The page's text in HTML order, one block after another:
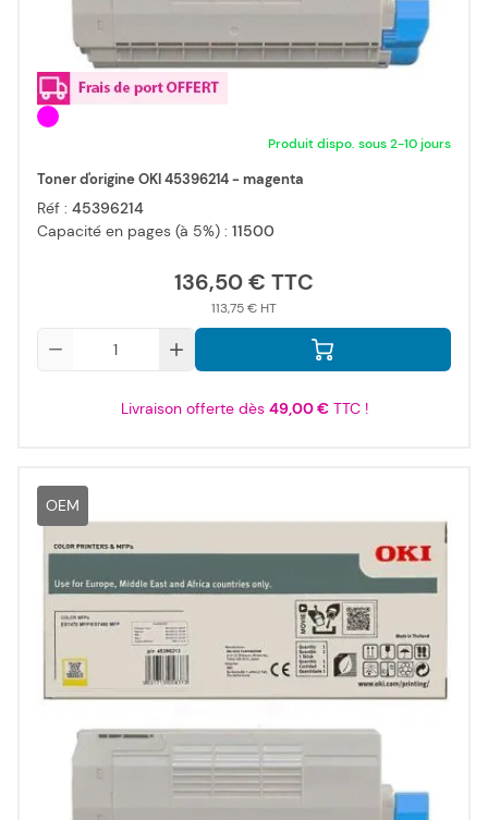
Produit dispo. sous 2-10 jours
Toner d'origine OKI 45396214 - magenta
Réf : 45396214
Capacité en pages (à 5%) : 11500
136,50 €
113,75 €
Livraison offerte dès 49,00 €TTC !
OEM